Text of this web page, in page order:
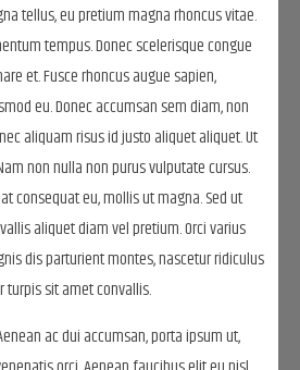
tellus, eu pretium magna rhoncus vitae.
tempus. Donec scelerisque congue
et. Fusce rhoncus augue sapien,
eu. Donec accumsan sem diam, non
aliquam risus id justo aliquet aliquet. Ut
non nulla non purus vulputate cursus.
consequat eu, mollis ut magna. Sed ut
aliquet diam vel pretium. Orci varius
dis parturient montes, nascetur ridiculus
turpis sit amet convallis.
ac dui accumsan, porta ipsum ut,